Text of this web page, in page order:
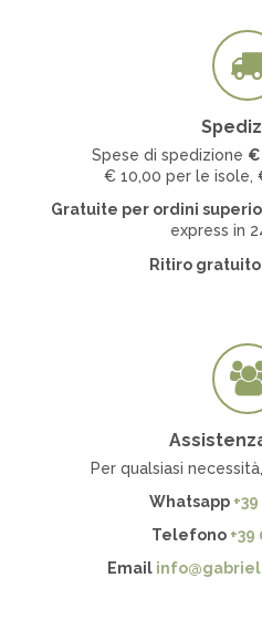
Spese di spedizione €
€ 10,00 per le isole,
Gratuite per ordini
express in
Ritiro gratuito
Per qualsiasi
Whatsapp
Telefono +39
Email